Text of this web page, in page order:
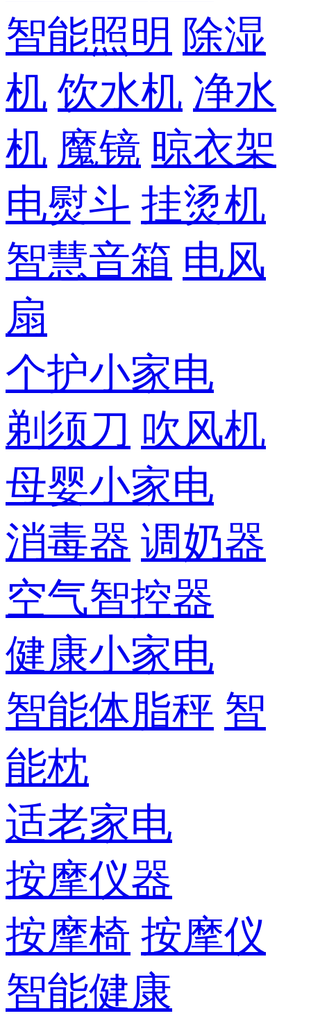
智能照明 除湿
机 饮水机 净水
机 魔镜 晾衣架
电熨斗 挂烫机
智慧音箱 电风
扇
个护小家电
剃须刀 吹风机
母婴小家电
消毒器 调奶器
空气智控器
健康小家电
智能体脂秤 智
能枕
适老家电
按摩仪器
按摩椅 按摩仪
智能健康